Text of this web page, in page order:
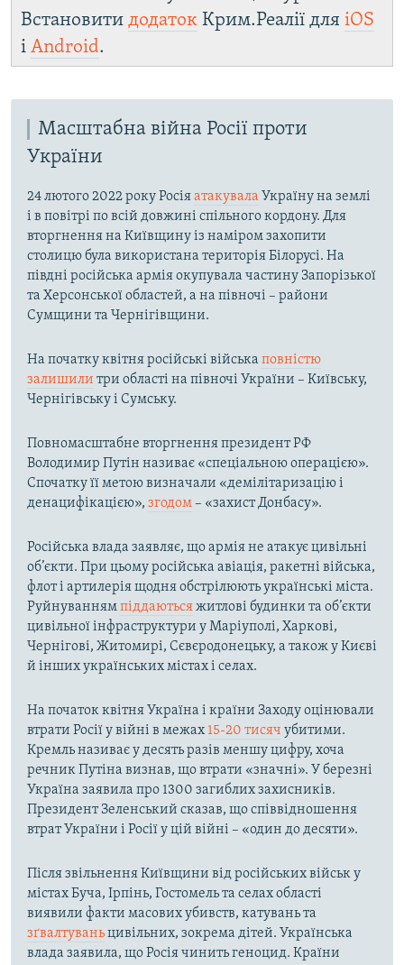
Встановити додаток Крим.Реалії для iOS
і Android.
Масштабна війна Росії проти
України
24 лютого 2022 року Росіяатакувала Україну на землі
і в повітрі по всій довжині спільного кордону. Для
вторгнення на Київщину із наміром захопити
столицю була використана територія Білорусі. На
півдні російська армія окупувала частину Запорізької
та Херсонської областей, а на півночі – райони
Сумщини та Чернігівщини.
На початку квітня російські війська повністю
залишили три області на півночі України – Київську,
Чернігівську і Сумську.
Повномасштабне вторгнення президент РФ
Володимир Путін називає «спеціальною операцією».
Спочатку її метою визначали «демілітаризацію і
денацифікацією», згодом– «захист Донбасу».
Російська влада заявляє, що армія не атакує цивільні
об’єкти. При цьому російська авіація, ракетні війська,
флот і артилерія щодня обстрілюють українські міста.
Руйнуваннямпіддаютьсяжитлові будинки та об’єкти
цивільної інфраструктури у Маріуполі, Харкові,
Чернігові, Житомирі, Сєвєродонецьку, а також у Києві
й інших українських містах і селах.
На початок квітня Україна і країни Заходу оцінювали
втрати Росії у війні в межах 15-20 тисяч убитими.
Кремль називає у десять разів меншу цифру, хоча
речник Путіна визнав, що втрати «значні». У березні
Україна заявила про 1300 загиблих захисників.
Президент Зеленський сказав, що співвідношення
втрат України і Росії у цій війні – «один до десяти».
Після звільнення Київщини від російських військ у
містах Буча, Ірпінь, Гостомель та селах області
виявили факти масових убивств, катувань та
зґвалтуваньцивільних, зокрема дітей. Українська
влада заявила, що Росія чинить геноцид. Країни